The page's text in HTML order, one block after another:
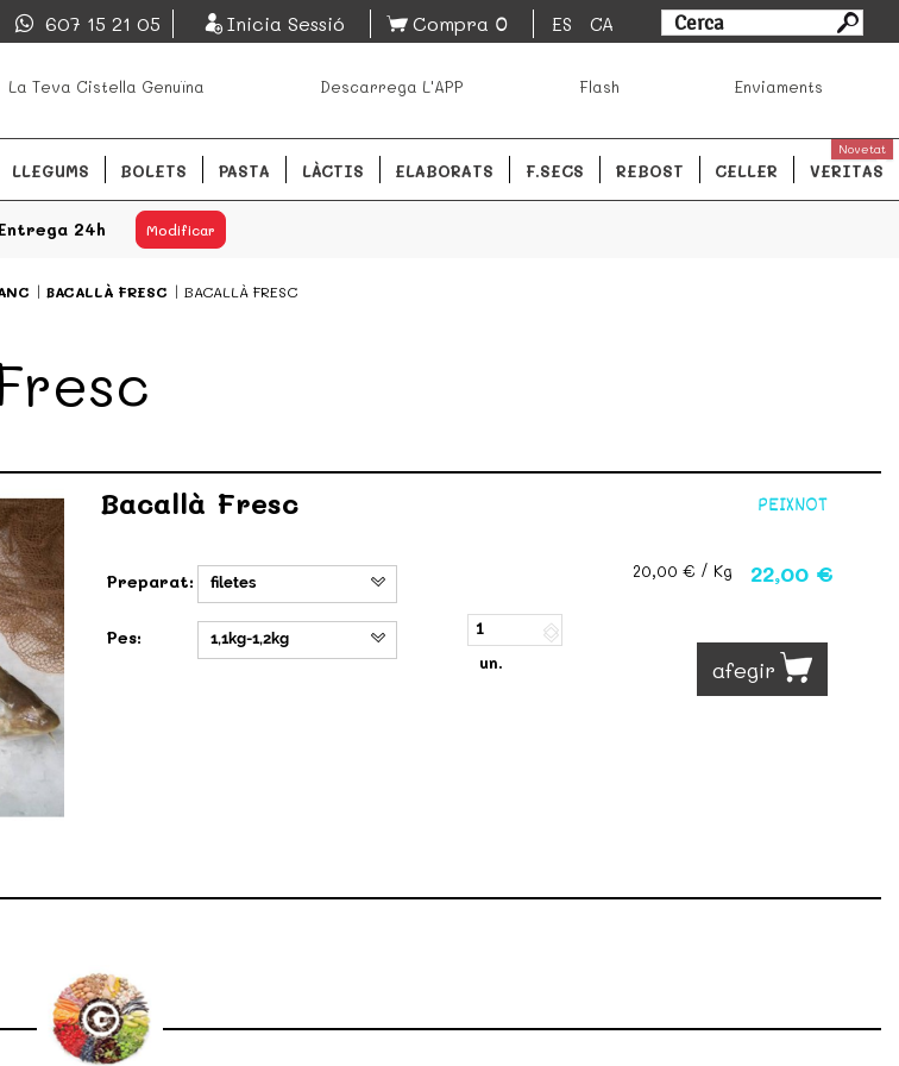
EsDeMercado.com
Barcelona y de productores locales.
607 15 21 05 Inicia Sessió Compra 0 ES CA
La Teva Cistella Genuïna Descarrega L'APP Flash Enviaments
LLEGUMS BOLETS PASTA LÀCTIS ELABORATS F.SECS REBOST CELLER VERITAS
Novetat
24h Modificar
BACALLÀ FRESC BACALLÀ FRESC
PEIXNOT
Bacallà Fresc
Preparat: filetes
Pes: 1,1kg-1,2kg
22,00 €
20,00 € / Kg
un. afegir